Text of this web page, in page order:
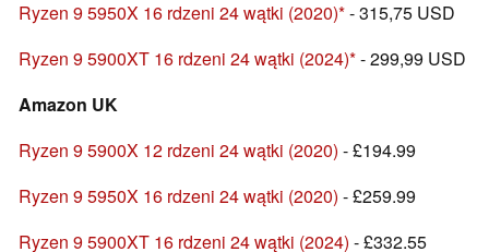
Ryzen 9 5950X 16 rdzeni 24 wątki (2020) - 315,75 USD
Ryzen 9 5900XT 16 rdzeni 24 wątki (2024) - 299,99 USD
Amazon UK
Ryzen 9 5900X 12 rdzeni 24 wątki (2020) - £194.99
Ryzen 9 5950X 16 rdzeni 24 wątki (2020) - £259.99
Ryzen 9 5900XT 16 rdzeni 24 wątki (2024) - £332.55